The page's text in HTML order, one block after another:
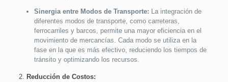
Sinergia entre Modos de Transporte: La integración de
diferentes modos de transporte, como carreteras,
ferrocarriles y barcos, permite una mayor eficiencia en el
movimiento de mercancías. Cada modo se utiliza en la
fase en la que es más efectivo, reduciendo los tiempos de
tránsito y optimizando los recursos.
2. Reducción de Costos: